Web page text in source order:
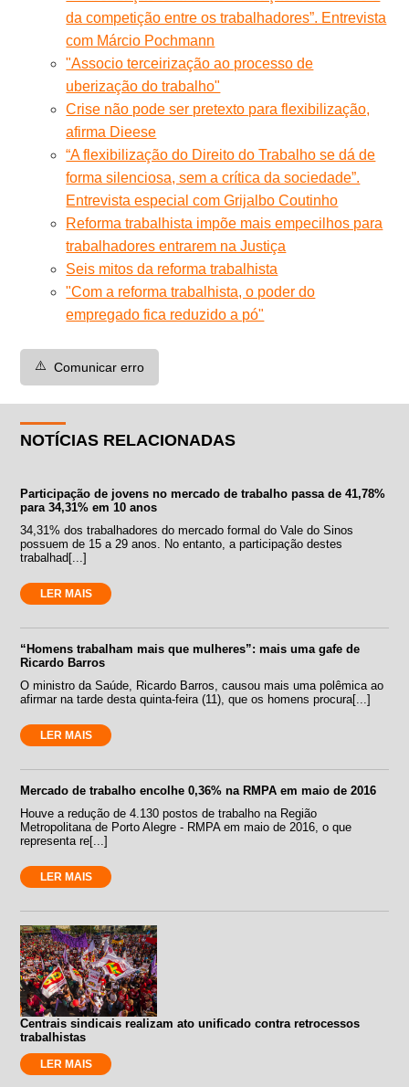
da competição entre os trabalhadores”. Entrevista
com Márcio Pochmann
"Associo terceirização ao processo de
uberização do trabalho"
Crise não pode ser pretexto para flexibilização,
afirma Dieese
“A flexibilização do Direito do Trabalho se dá de
forma silenciosa, sem a crítica da sociedade”.
Entrevista especial com Grijalbo Coutinho
Reforma trabalhista impõe mais empecilhos para
trabalhadores entrarem na Justiça
Seis mitos da reforma trabalhista
"Com a reforma trabalhista, o poder do
empregado fica reduzido a pó"
⚠️ Comunicar erro
NOTÍCIAS RELACIONADAS
Participação de jovens no mercado de trabalho passa de 41,78%
para 34,31% em 10 anos
34,31% dos trabalhadores do mercado formal do Vale do Sinos
possuem de 15 a 29 anos. No entanto, a participação destes
trabalhad[...]
LER MAIS
“Homens trabalham mais que mulheres”: mais uma gafe de
Ricardo Barros
O ministro da Saúde, Ricardo Barros, causou mais uma polêmica ao
afirmar na tarde desta quinta-feira (11), que os homens procura[...]
LER MAIS
Mercado de trabalho encolhe 0,36% na RMPA em maio de 2016
Houve a redução de 4.130 postos de trabalho na Região
Metropolitana de Porto Alegre - RMPA em maio de 2016, o que
representa re[...]
LER MAIS
Centrais sindicais realizam ato unificado contra retrocessos
trabalhistas
LER MAIS